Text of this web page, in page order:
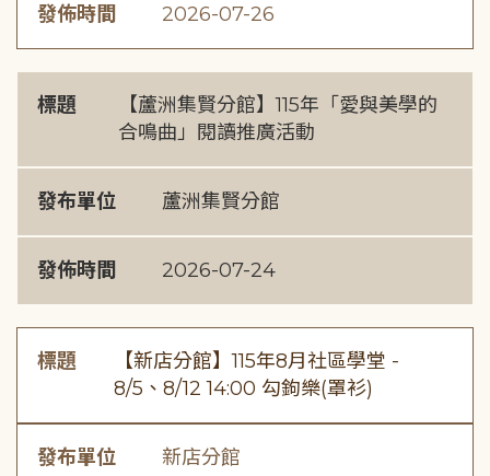
發佈時間 2026-07-26
標題
【蘆洲集賢分館】115年「愛與美學的
合鳴曲」閱讀推廣活動
發布單位 蘆洲集賢分館
發佈時間 2026-07-24
標題
【新店分館】115年8月社區學堂 -
8/5、8/12 14:00 勾鉤樂(罩衫)
發布單位 新店分館